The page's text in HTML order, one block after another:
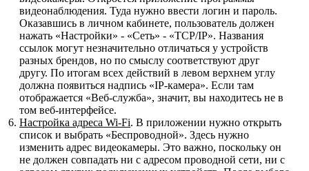
видеонаблюдения. Туда нужно ввести логин и пароль.
Оказавшись в личном кабинете, пользователь должен
нажать «Настройки» - «Сеть» - «TCP/IP». Названия
ссылок могут незначительно отличаться у устройств
разных брендов, но по смыслу соответствуют друг
другу. По итогам всех действий в левом верхнем углу
должна появиться надпись «IP-камера». Если там
отображается «Веб-служба», значит, вы находитесь не в
том веб-интерфейсе.
Настройка адреса Wi-Fi. В приложении нужно открыть
список и выбрать «Беспроводной». Здесь нужно
изменить адрес видеокамеры. Это важно, поскольку он
не должен совпадать ни с адресом проводной сети, ни с